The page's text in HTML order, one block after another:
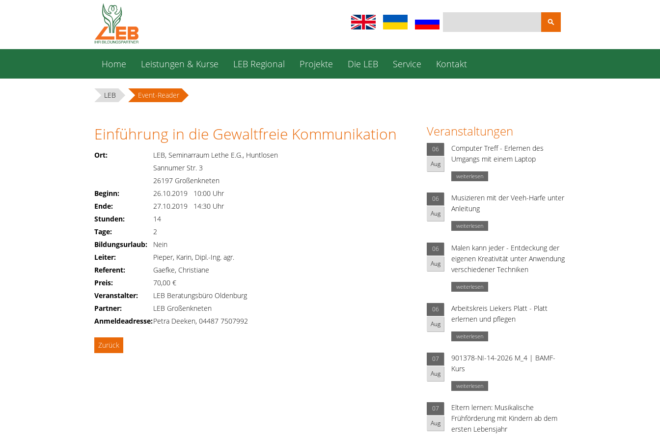
Suchbegriffe
überspringen
Home Leistungen & Kurse LEB Regional Projekte Die LEB Service Kontakt
LEB Event-Reader
Einführung in die Gewaltfreie Kommunikation
Ort:
LEB, Seminarraum Lethe E.G., Huntlosen
Sannumer Str. 3
26197 Großenkneten
Beginn:
26.10.2019 10:00 Uhr
Ende:
27.10.2019 14:30 Uhr
Stunden:
14
Tage:
2
Bildungsurlaub:
Nein
Leiter:
Pieper, Karin, Dipl.-Ing. agr.
Referent:
Gaefke, Christiane
Preis:
70,00 €
Veranstalter:
LEB Beratungsbüro Oldenburg
Partner:
LEB Großenkneten
Anmeldeadresse:Petra Deeken, 04487 7507992
Zurück
Veranstaltungen
06
Aug
Computer Treff - Erlernen des
Umgangs mit einem Laptop
weiterlesen
06
Aug
Musizieren mit der Veeh-Harfe unter
Anleitung
weiterlesen
06
Aug
Malen kann jeder - Entdeckung der
eigenen Kreativität unter Anwendung
verschiedener Techniken
weiterlesen
06
Aug
Arbeitskreis Liekers Platt - Platt
erlernen und pflegen
weiterlesen
07
Aug
901378-NI-14-2026 M_4 | BAMF-
Kurs
weiterlesen
07
Aug
Eltern lernen: Musikalische
Frühförderung mit Kindern ab dem
ersten Lebensjahr